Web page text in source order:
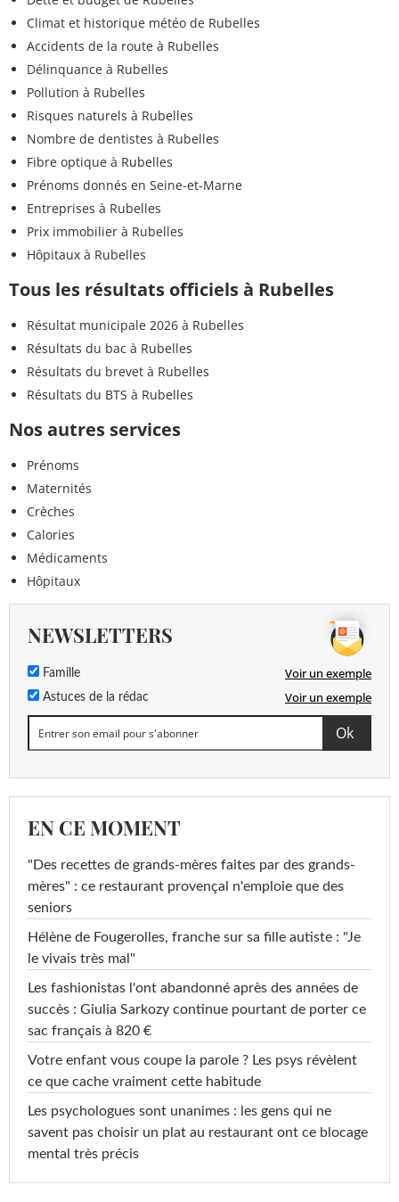
Climat et historique météo de Rubelles
Accidents de la route à Rubelles
Délinquance à Rubelles
Pollution à Rubelles
Risques naturels à Rubelles
Nombre de dentistes à Rubelles
Fibre optique à Rubelles
Prénoms donnés en Seine-et-Marne
Entreprises à Rubelles
Prix immobilier à Rubelles
Hôpitaux à Rubelles
Tous les résultats officiels à Rubelles
Résultat municipale 2026 à Rubelles
Résultats du bac à Rubelles
Résultats du brevet à Rubelles
Résultats du BTS à Rubelles
Nos autres services
Prénoms
Maternités
Crèches
Calories
Médicaments
Hôpitaux
NEWSLETTERS
Famille Voir un exemple
Astuces de la rédac Voir un exemple
EN CE MOMENT
"Des recettes de grands-mères faites par des grands-
mères" : ce restaurant provençal n'emploie que des
seniors
Hélène de Fougerolles, franche sur sa fille autiste : "Je
le vivais très mal"
Les fashionistas l'ont abandonné après des années de
succès : Giulia Sarkozy continue pourtant de porter ce
sac français à 820 €
Votre enfant vous coupe la parole ? Les psys révèlent
ce que cache vraiment cette habitude
Les psychologues sont unanimes : les gens qui ne
savent pas choisir un plat au restaurant ont ce blocage
mental très précis